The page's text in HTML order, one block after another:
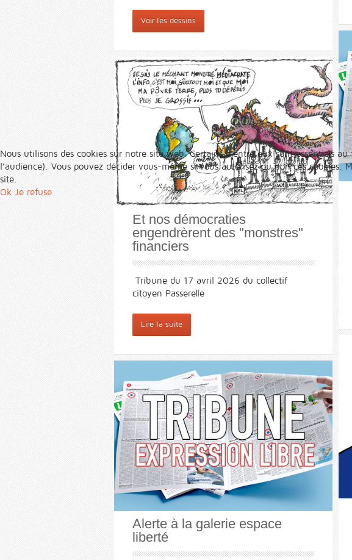
Voir les dessins
Et nos démocraties
engendrèrent des "monstres"
financiers
Tribune du 17 avril 2026 du collectif
citoyen Passerelle
Lire la suite
Alerte à la galerie espace
liberté
Nous utilisons des cookies sur notre site web. Certains d’entre eux sont essentiels
l'audience). Vous pouvez décider vous-même si vous autorisez ou non ces
site.
Ok Je refuse